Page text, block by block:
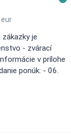
je
- zvárací
v prílohe
ponúk: - 06.